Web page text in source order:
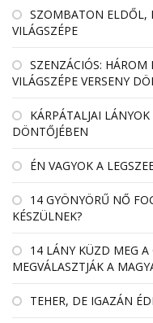
SZOMBATON ELDŐL,
VILÁGSZÉPE
SZENZÁCIÓS:
VILÁGSZÉPE VERSENY
KÁRPÁTALJAI
DÖNTŐJÉBEN
ÉN VAGYOK A
14 GYÖNYÖRŰ NŐ
KÉSZÜLNEK?
14 LÁNY KÜZD MEG
MEGVÁLASZTJÁK A
TEHER, DE IGAZÁN